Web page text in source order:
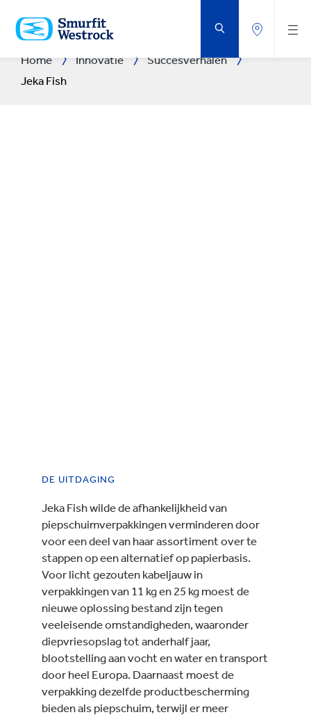
NAAR
DE
BELANGRIJKSTE
Home Innovatie
Succesverhalen
Jeka Fish
DE UITDAGING
Jeka Fish wilde de afhankelijkheid van
piepschuimverpakkingen verminderen door
voor een deel van haar assortiment over te
stappen op een alternatief op papierbasis.
Voor licht gezouten kabeljauw in
verpakkingen van 11 kg en 25 kg moest de
nieuwe oplossing bestand zijn tegen
veeleisende omstandigheden, waaronder
diepvriesopslag tot anderhalf jaar,
blootstelling aan vocht en water en transport
door heel Europa. Daarnaast moest de
verpakking dezelfde productbescherming
bieden als piepschuim, terwijl er meer